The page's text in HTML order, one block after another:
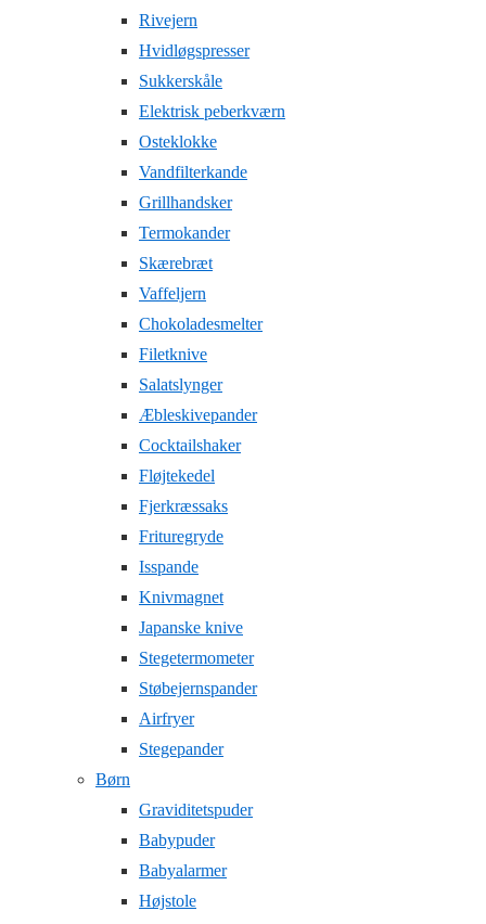
Rivejern
Hvidløgspresser
Sukkerskåle
Elektrisk peberkværn
Osteklokke
Vandfilterkande
Grillhandsker
Termokander
Skærebræt
Vaffeljern
Chokoladesmelter
Filetknive
Salatslynger
Æbleskivepander
Cocktailshaker
Fløjtekedel
Fjerkræssaks
Frituregryde
Isspande
Knivmagnet
Japanske knive
Stegetermometer
Støbejernspander
Airfryer
Stegepander
Børn
Graviditetspuder
Babypuder
Babyalarmer
Højstole